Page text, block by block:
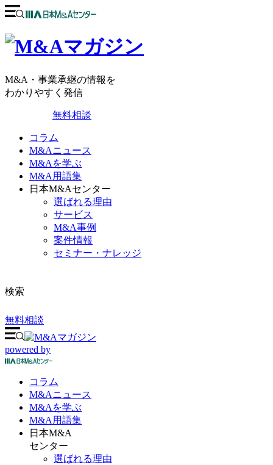
M&A・事業承継の情報を
わかりやすく発信
無料相談
コラム
M&Aニュース
M&Aを学ぶ
M&A用語集
日本M&Aセンター
選ばれる理由
サービス
M&A事例
案件情報
セミナー・ナレッジ
検索
無料相談
powered by
コラム
M&Aニュース
M&Aを学ぶ
M&A 用語集
日本M&A
センター
選ばれる理由